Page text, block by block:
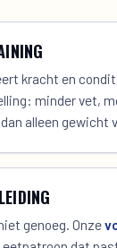
kracht en
minder vet,
alleen gewicht
genoeg. Onze